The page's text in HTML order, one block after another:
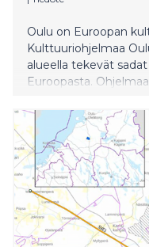
Oulu on Euroopan
Kulttuuriohjelmaa
alueella tekevät
Euroopasta.
tavoitteena oli löytää
jossa kulttuuri